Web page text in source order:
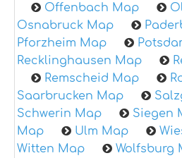
Offenbach Map
Osnabruck Map
Pforzheim Map
Recklinghausen Map
Remscheid Map
Saarbrucken Map
Schwerin Map
Siegen
Map
Ulm Map
Witten Map
Wolfsburg